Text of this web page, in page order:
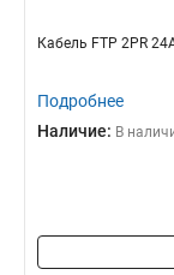
Кабель FTP 2PR
Подробнее
Наличие: В